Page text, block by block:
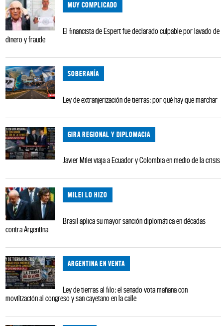
MUY COMPLICADO
El financista de Espert fue declarado culpable por lavado de
dinero y fraude
SOBERANÍA
Ley de extranjerización de tierras: por qué hay que marchar
GIRA REGIONAL Y DIPLOMACIA
Javier Milei viaja a Ecuador y Colombia en medio de la crisis
MILEI LO HIZO
Brasil aplica su mayor sanción diplomática en décadas
contra Argentina
ARGENTINA EN VENTA
Ley de tierras al filo: el senado vota mañana con
movilización al congreso y san cayetano en la calle